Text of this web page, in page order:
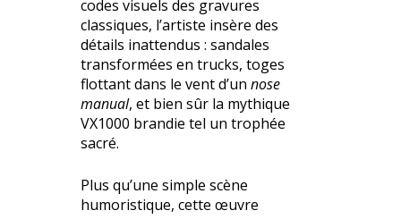
codes visuels des gravures
classiques, l’artiste insère des
détails inattendus : sandales
transformées en trucks, toges
flottant dans le vent d’un nose
manual, et bien sûr la mythique
VX1000 brandie tel un trophée
sacré.
Plus qu’une simple scène
humoristique, cette œuvre